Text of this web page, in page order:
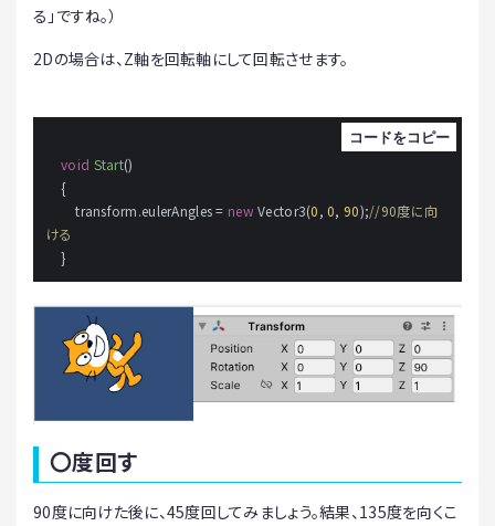
る」ですね。）
2Dの場合は、Z軸を回転軸にして回転させます。
void Start()
    {
        transform.eulerAngles =
new Vector3(0, 0, 90);//90度に向
ける
    }
〇度回す
90度に向けた後に、45度回してみましょう。結果、135度を向くこ